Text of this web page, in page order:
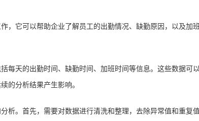
，它可以帮助企业了解员工的出勤情况、缺勤原因，以及
每天的出勤时间、缺勤时间、加班时间等信息。这些数据
的分析结果产生影响。
析。首先，需要对数据进行清洗和整理，去除异常值和重